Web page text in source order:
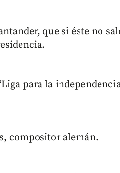
que si éste no
para la
compositor alemán.